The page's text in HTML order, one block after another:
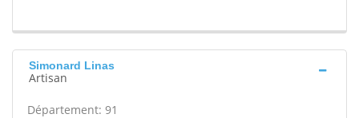
Simonard Linas
Artisan
Département: 91